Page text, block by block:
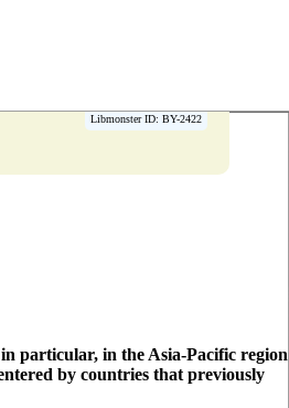
Libmonster ID: BY-2422
particular, in the Asia-Pacific region
by countries that previously